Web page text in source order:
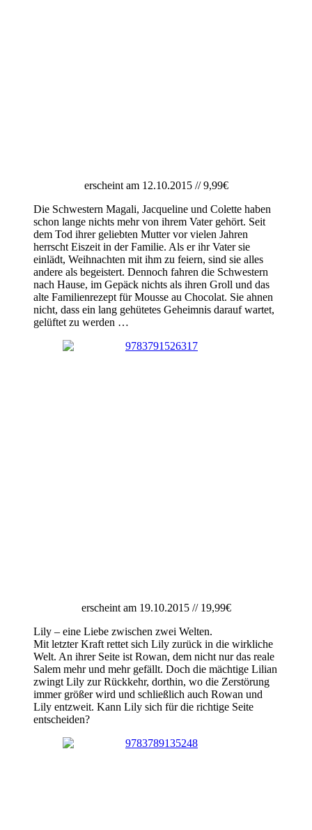
erscheint am 12.10.2015 // 9,99€
Die Schwestern Magali, Jacqueline und Colette haben
schon lange nichts mehr von ihrem Vater gehört. Seit
dem Tod ihrer geliebten Mutter vor vielen Jahren
herrscht Eiszeit in der Familie. Als er ihr Vater sie
einlädt, Weihnachten mit ihm zu feiern, sind sie alles
andere als begeistert. Dennoch fahren die Schwestern
nach Hause, im Gepäck nichts als ihren Groll und das
alte Familienrezept für Mousse au Chocolat. Sie ahnen
nicht, dass ein lang gehütetes Geheimnis darauf wartet,
gelüftet zu werden …
erscheint am 19.10.2015 // 19,99€
Lily – eine Liebe zwischen zwei Welten.
Mit letzter Kraft rettet sich Lily zurück in die wirkliche
Welt. An ihrer Seite ist Rowan, dem nicht nur das reale
Salem mehr und mehr gefällt. Doch die mächtige Lilian
zwingt Lily zur Rückkehr, dorthin, wo die Zerstörung
immer größer wird und schließlich auch Rowan und
Lily entzweit. Kann Lily sich für die richtige Seite
entscheiden?